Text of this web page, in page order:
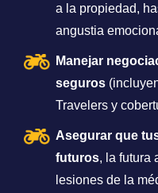
a la propiedad,
angustia
Manejar
seguros
Travelers y
Asegurar que
futuros, la futura
lesiones de la